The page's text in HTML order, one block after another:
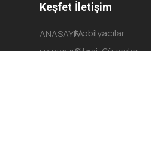
Keşfet
ANASAYFA
HAKKIMIZDA
İletişim
Mobilyacılar
Sitesi, Güzevler